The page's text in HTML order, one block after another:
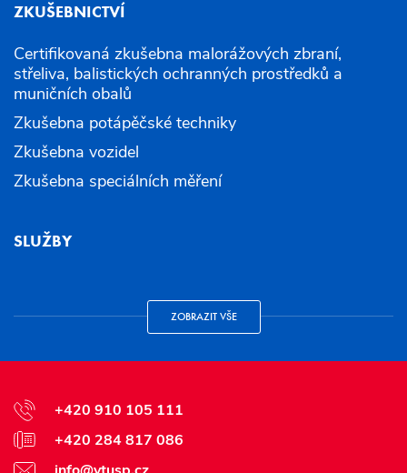
ZKUŠEBNICTVÍ
Certifikovaná zkušebna malorážových zbraní,
střeliva, balistických ochranných prostředků a
muničních obalů
Zkušebna potápěčské techniky
Zkušebna vozidel
Zkušebna speciálních měření
SLUŽBY
ZOBRAZIT VŠE
+420 910 105 111
+420 284 817 086